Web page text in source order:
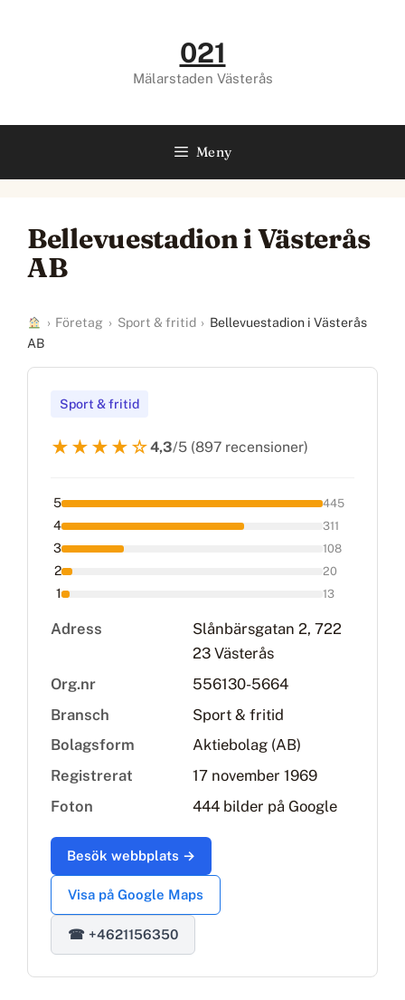
021
Mälarstaden Västerås
Meny
Bellevuestadion i Västerås
AB
› Företag › Sport & fritid › Bellevuestadion i Västerås
AB
Sport & fritid
★★★★☆4,3/5 (897 recensioner)
5 445
4 311
3 108
2 20
1 13
Adress
Slånbärsgatan 2, 722
23 Västerås
Org.nr
556130-5664
Bransch
Sport & fritid
Bolagsform
Aktiebolag (AB)
Registrerat
17 november 1969
Foton
444 bilder på Google
Besök webbplats →
Visa på Google Maps
☎ +4621156350